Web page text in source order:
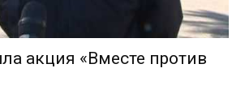
акция «Вместе против